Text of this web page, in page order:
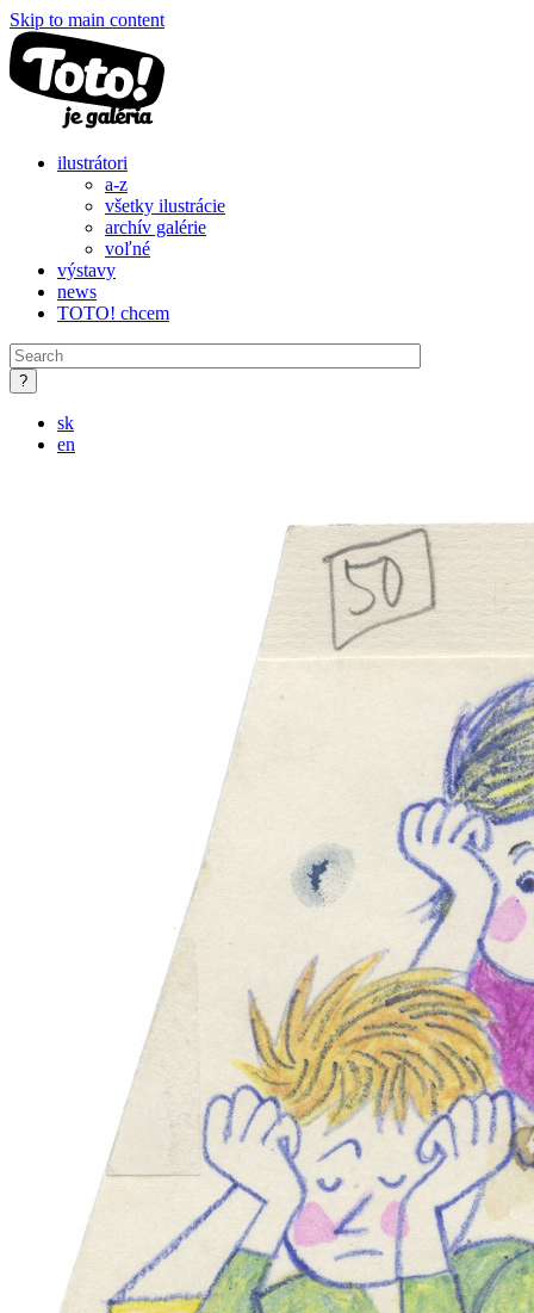
Skip to main content
ilustrátori
a-z
všetky ilustrácie
archív galérie
voľné
výstavy
news
TOTO! chcem
sk
en